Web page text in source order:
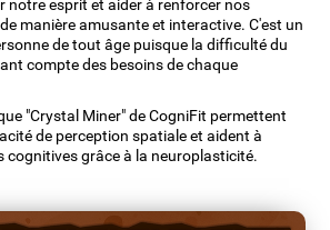
notre esprit et aider à renforcer nos
manière amusante et interactive. C'est un
de tout âge puisque la difficulté du
compte des besoins de chaque
"Crystal Miner" de CogniFit permettent
de perception spatiale et aident à
cognitives grâce à la neuroplasticité.